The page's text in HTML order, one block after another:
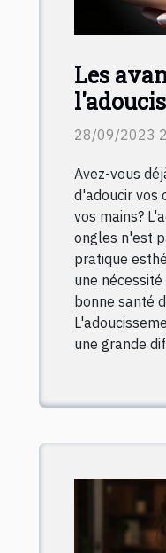
Les
ongles
mains
28/09/2023
Avez-vous
d'adoucir vos
vos mains?
ongles n'est
pratique
une
bonne santé
une grande